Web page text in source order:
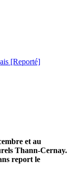
[Reporté]
et au
Thann-Cernay.
report le